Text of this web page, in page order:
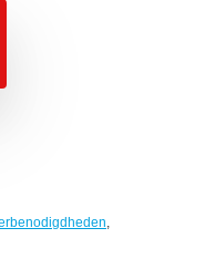
,